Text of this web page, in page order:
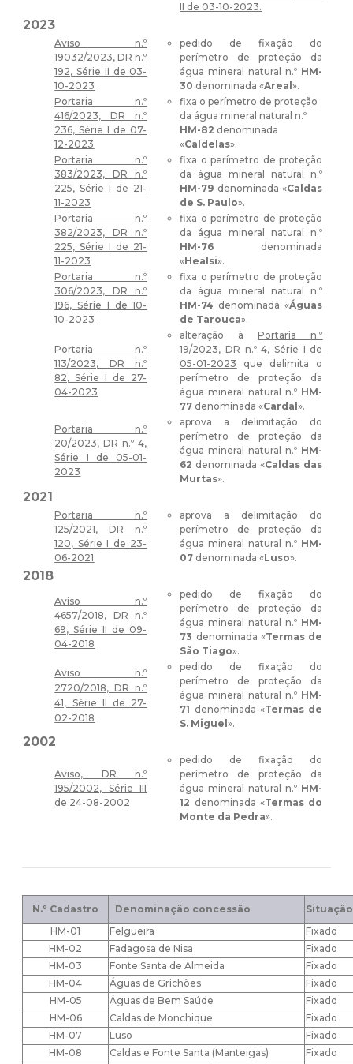
II de 03-10-2023.
2023
Aviso n.º
19032/2023, DR n.º
192, Série II de 03-
10-2023
pedido de fixação do
perímetro de proteção da
água mineral natural n.º HM-
30 denominada «Areal».
Portaria n.º
416/2023, DR n.º
236, Série I de 07-
12-2023
fixa o perímetro de proteção
da água mineral natural n.º
HM-82 denominada
«Caldelas».
Portaria n.º
383/2023, DR n.º
225, Série I de 21-
11-2023
fixa o perímetro de proteção
da água mineral natural n.º
HM-79 denominada «Caldas
de S. Paulo».
Portaria n.º
382/2023, DR n.º
225, Série I de 21-
11-2023
fixa o perímetro de proteção
da água mineral natural n.º
HM-76 denominada
«Healsi».
Portaria n.º
306/2023, DR n.º
196, Série I de 10-
10-2023
fixa o perímetro de proteção
da água mineral natural n.º
HM-74 denominada «Águas
de Tarouca».
Portaria n.º
113/2023, DR n.º
82, Série I de 27-
04-2023
alteração àPortaria n.º
19/2023, DR n.º 4, Série I de
05-01-2023 que delimita o
perímetro de proteção da
água mineral natural n.º HM-
77 denominada «Cardal».
Portaria n.º
20/2023, DR n.º 4,
Série I de 05-01-
2023
aprova a delimitação do
perímetro de proteção da
água mineral natural n.º HM-
62 denominada «Caldas das
Murtas».
2021
Portaria n.º
125/2021, DR n.º
120, Série I de 23-
06-2021
aprova a delimitação do
perímetro de proteção da
água mineral natural n.º HM-
07 denominada «Luso».
2018
Aviso n.º
4657/2018, DR n.º
69, Série II de 09-
04-2018
pedido de fixação do
perímetro de proteção da
água mineral natural n.º HM-
73 denominada «Termas de
São Tiago».
Aviso n.º
2720/2018, DR n.º
41, Série II de 27-
02-2018
pedido de fixação do
perímetro de proteção da
água mineral natural n.º HM-
71 denominada «Termas de
S. Miguel».
2002
Aviso, DR n.º
195/2002, Série III
de 24-08-2002
pedido de fixação do
perímetro de proteção da
água mineral natural n.º HM-
12 denominada «Termas do
Monte da Pedra».
N.º Cadastro Denominação concessão
Situação
HM-01
Felgueira
Fixado
HM-02
Fadagosa de Nisa
Fixado
HM-03
Fonte Santa de Almeida
Fixado
HM-04
Águas de Grichões
Fixado
HM-05
Águas de Bem Saúde
Fixado
HM-06
Caldas de Monchique
Fixado
HM-07
Luso
Fixado
HM-08
Caldas e Fonte Santa (Manteigas) Fixado